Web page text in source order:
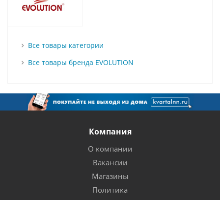
Все товары категории
Все товары бренда EVOLUTION
Компания
О компании
Вакансии
Магазины
Политика